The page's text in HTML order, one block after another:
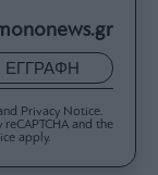
ΕΓΓΡΑΦΗ
Privacy Notice.
and the
apply.